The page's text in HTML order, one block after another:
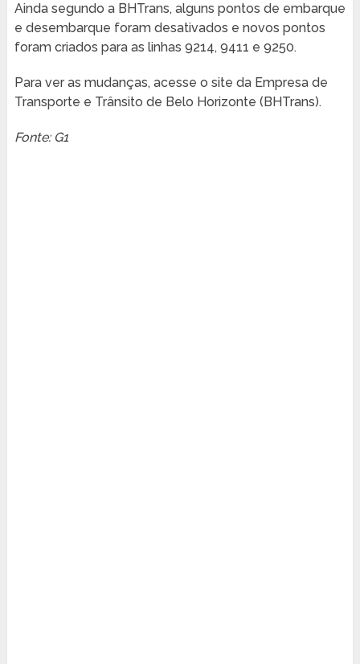
Ainda segundo a BHTrans, alguns pontos de embarque
e desembarque foram desativados e novos pontos
foram criados para as linhas 9214, 9411 e 9250.
Para ver as mudanças, acesse o site da Empresa de
Transporte e Trânsito de Belo Horizonte (BHTrans).
Fonte: G1